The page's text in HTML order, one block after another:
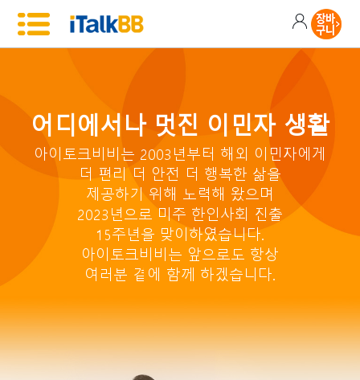
어디에서나 멋진 이민자 생활
아이토크비비는 2003년부터 해외 이민자에게
더 편리 더 안전 더 행복한 삶을
제공하기 위해 노력해 왔으며
2023년으로 미주 한인사회 진출
15주년을 맞이하였습니다.
아이토크비비는 앞으로도 항상
여러분 곁에 함께 하겠습니다.